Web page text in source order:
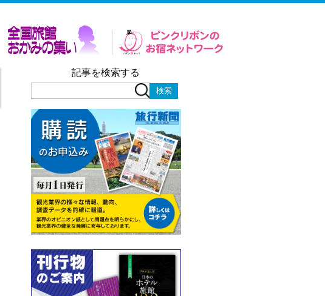
記事を検索する